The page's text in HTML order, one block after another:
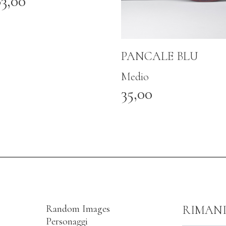
PANCALE BLU
Medio
35,00
Random Images
Personaggi